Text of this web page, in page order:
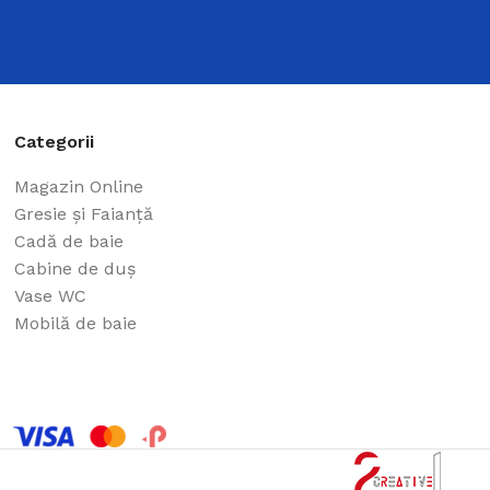
Categorii
Magazin Online
Gresie și Faianță
Cadă de baie
Cabine de duș
Vase WC
Mobilă de baie